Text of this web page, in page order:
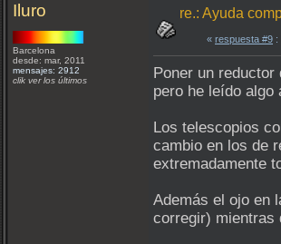
Iluro
Barcelona
desde: mar, 2011
mensajes: 2912
clik ver los últimos
re.: Ayuda
« respuesta #9 :
Poner un reductor
pero he leído algo
Los telescopios
cambio en los de
extremadamente
Además el ojo en
corregir) mientras